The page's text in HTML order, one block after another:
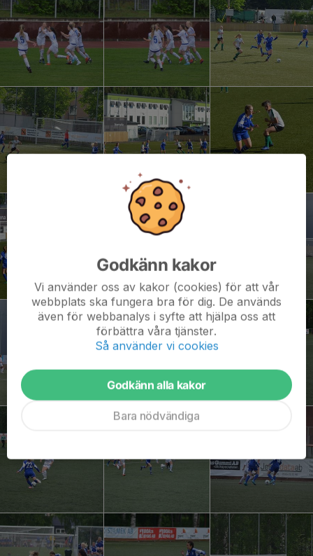
Godkänn kakor
Vi använder oss av kakor (cookies) för att vår
webbplats ska fungera bra för dig. De används
även för webbanalys i syfte att hjälpa oss att
förbättra våra tjänster.
Så använder vi cookies
Godkänn alla kakor
Bara nödvändiga